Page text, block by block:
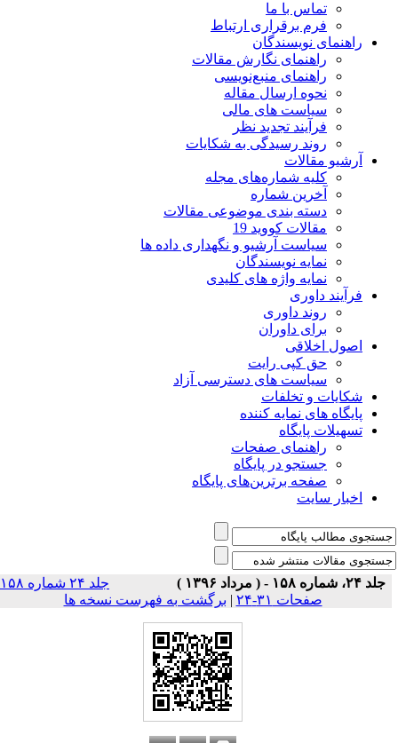
تماس با ما
فرم برقراری ارتباط
راهنمای نویسندگان
راهنمای نگارش مقالات
راهنمای منبع‌نویسی
نحوه ارسال مقاله
سیاست های مالی
فرآیند تجدید نظر
روند رسیدگی به شکایات
آرشیو مقالات
کلیه شماره‌های مجله
آخرین شماره
دسته بندی موضوعی مقالات
مقالات کووید 19
سیاست آرشیو و نگهداری داده ها
نمایه نویسندگان
نمایه واژه های کلیدی
فرآیند داوری
روند داوری
برای داوران
اصول اخلاقی
حق کپی رایت
سیاست های دسترسی آزاد
شکایات و تخلفات
پایگاه های نمایه کننده
تسهیلات پایگاه
راهنمای صفحات
جستجو در پایگاه
صفحه برترین‌های پایگاه
اخبار سایت
جلد ۲۴، شماره ۱۵۸ - ( مرداد ۱۳۹۶ )
جلد ۲۴ شماره ۱۵۸
صفحات ۳۱-۲۴
|برگشت به فهرست نسخه ها